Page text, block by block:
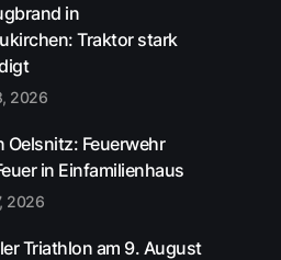
in
Traktor stark
2026
Oelsnitz: Feuerwehr
in Einfamilienhaus
2026
Triathlon am 9. August